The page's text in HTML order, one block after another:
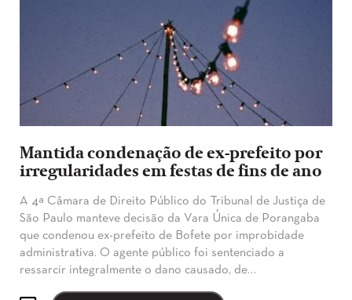
Mantida condenação de ex-prefeito por
irregularidades em festas de fins de ano
A 4ª Câmara de Direito Público do Tribunal de Justiça de
São Paulo manteve decisão da Vara Única de Porangaba
que condenou ex-prefeito de Bofete por improbidade
administrativa. O agente público foi sentenciado a
ressarcir integralmente o dano causado, de…